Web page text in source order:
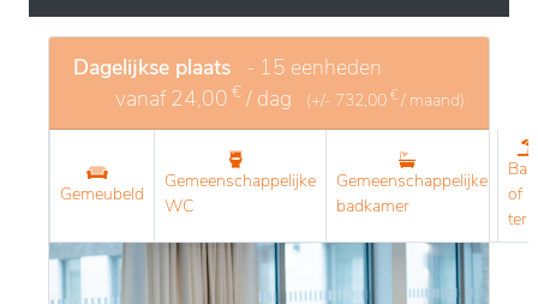
Dagelijkse plaats - 15 eenheden
vanaf24,00 € / dag (+/- 732,00 € / maand)
Gemeubeld
Gemeenschappelijke
WC
Gemeenschappelijke
badkamer
of